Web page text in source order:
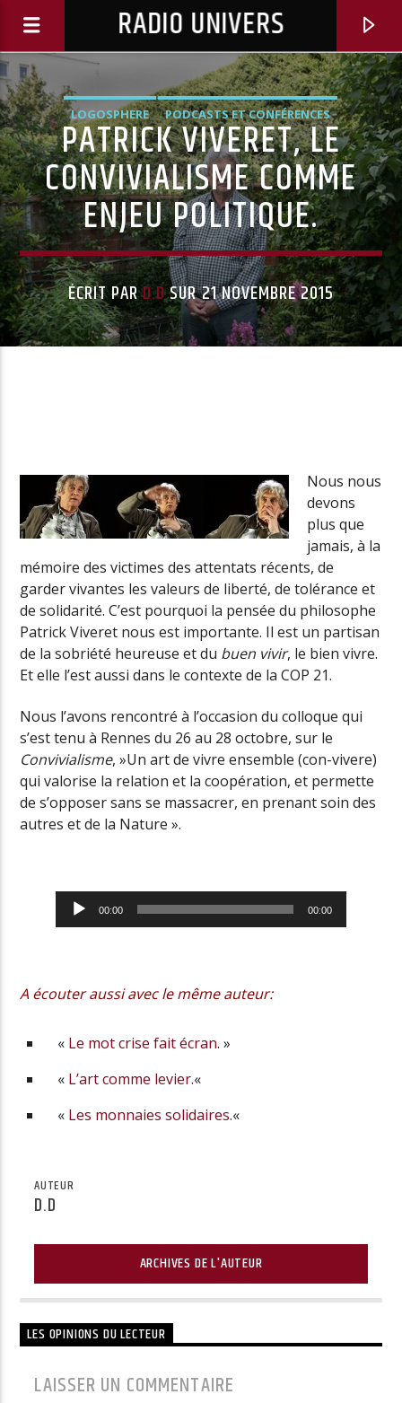
RADIO UNIVERS
Titre diffusé :
Radio Univers
LOGOSPHERE PODCASTS ET CONFÉRENCES
PATRICK VIVERET, LE
CONVIVIALISME COMME
ENJEU POLITIQUE.
ÉCRIT PARD.DSUR 21 NOVEMBRE 2015
Nous nous
devons
plus que
jamais, à la
mémoire des victimes des attentats récents, de
garder vivantes les valeurs de liberté, de tolérance et
de solidarité. C’est pourquoi la pensée du philosophe
Patrick Viveret nous est importante. Il est un partisan
de la sobriété heureuse et du buen vivir, le bien vivre.
Et elle l’est aussi dans le contexte de la COP 21.
Nous l’avons rencontré à l’occasion du colloque qui
s’est tenu à Rennes du 26 au 28 octobre, sur le
Convivialisme, »Un art de vivre ensemble (con-vivere)
qui valorise la relation et la coopération, et permette
de s’opposer sans se massacrer, en prenant soin des
autres et de la Nature ».
Lecteur
audio
00:00 00:00
A écouter aussi avec le même auteur:
« Le mot crise fait écran. »
« L’art comme levier.«
« Les monnaies solidaires.«
AUTEUR
D.D
ARCHIVES DE L'AUTEUR
LES OPINIONS DU LECTEUR
LAISSER UN COMMENTAIRE